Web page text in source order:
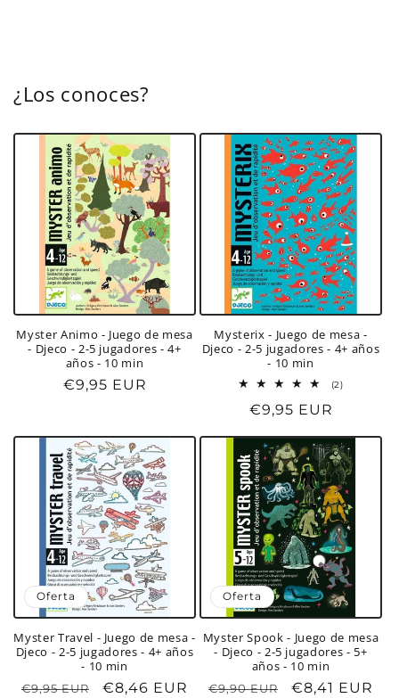
¿Los conoces?
Myster Animo - Juego de mesa
- Djeco - 2-5 jugadores - 4+
años - 10 min
Precio
€9,95 EUR
Mysterix - Juego de mesa -
Djeco - 2-5 jugadores - 4+ años
- 10 min
(2)2
Precio
€9,95 EUR
Oferta
Myster Travel - Juego de mesa -
Djeco - 2-5 jugadores - 4+ años
- 10 min
Precio
€9,95 EUR
Precio
€8,46 EUR
Oferta
Myster Spook - Juego de mesa
- Djeco - 2-5 jugadores - 5+
años - 10 min
Precio
€9,90 EUR
Precio
€8,41 EUR